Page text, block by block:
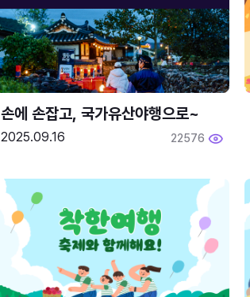
손에 손잡고, 국가유산야행으로~
2025.09.16 22576